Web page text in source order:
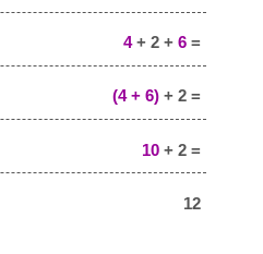
4+ 2 + 6 =
(4 + 6) + 2 =
10 + 2 =
12